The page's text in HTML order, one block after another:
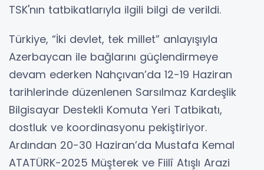
TSK'nın tatbikatlarıyla ilgili bilgi de verildi.
Türkiye, “İki devlet, tek millet” anlayışıyla
Azerbaycan ile bağlarını güçlendirmeye
devam ederken Nahçıvan’da 12-19 Haziran
tarihlerinde düzenlenen Sarsılmaz Kardeşlik
Bilgisayar Destekli Komuta Yeri Tatbikatı,
dostluk ve koordinasyonu pekiştiriyor.
Ardından 20-30 Haziran’da Mustafa Kemal
ATATÜRK-2025 Müşterek ve Fiilî Atışlı Arazi